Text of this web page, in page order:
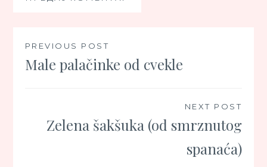
Кретање
чланка
PREVIOUS POST
Male palačinke od cvekle
NEXT POST
Zelena šakšuka (od smrznutog
spanaća)